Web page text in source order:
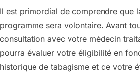
Il est primordial de comprendre que
programme sera volontaire. Avant
consultation avec votre médecin
pourra évaluer votre éligibilité en
historique de tabagisme et de votre